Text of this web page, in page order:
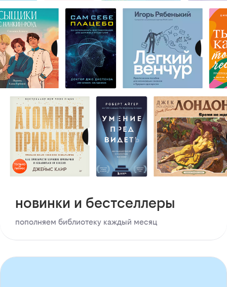
новинки и бестселлеры
пополняем библиотеку каждый месяц